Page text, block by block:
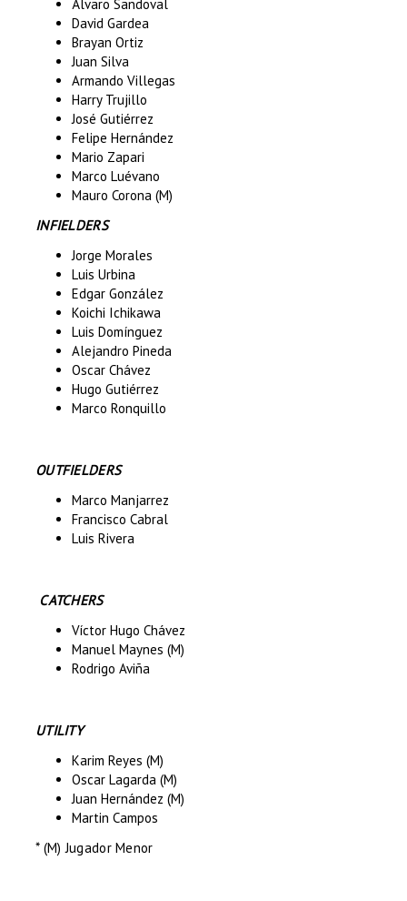
Álvaro Sandoval
David Gardea
Brayan Ortiz
Juan Silva
Armando Villegas
Harry Trujillo
José Gutiérrez
Felipe Hernández
Mario Zapari
Marco Luévano
Mauro Corona (M)
INFIELDERS
Jorge Morales
Luis Urbina
Edgar González
Koichi Ichikawa
Luis Domínguez
Alejandro Pineda
Oscar Chávez
Hugo Gutiérrez
Marco Ronquillo
OUTFIELDERS
Marco Manjarrez
Francisco Cabral
Luis Rivera
CATCHERS
Víctor Hugo Chávez
Manuel Maynes (M)
Rodrigo Aviña
UTILITY
Karim Reyes (M)
Oscar Lagarda (M)
Juan Hernández (M)
Martin Campos
* (M) Jugador Menor